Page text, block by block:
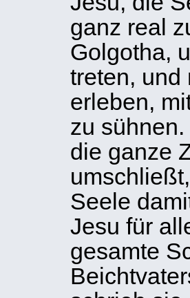
ganz real
Golgotha,
treten, und
erleben,
zu
die ganze
Seele
Jesu für
gesamte